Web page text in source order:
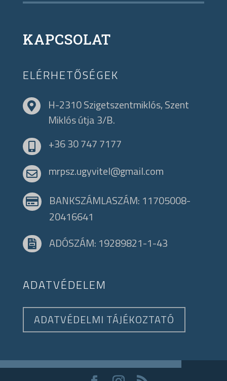
KAPCSOLAT
ELÉRHETŐSÉGEK

H-2310 Szigetszentmiklós, Szent
Miklós útja 3/B.
 +36 30 747 7177
 mrpsz.ugyvitel@gmail.com

BANKSZÁMLASZÁM: 11705008-
20416641
 ADÓSZÁM: 19289821-1-43
ADATVÉDELEM
ADATVÉDELMI TÁJÉKOZTATÓ